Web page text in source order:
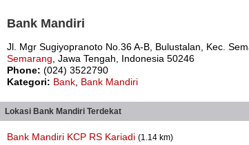
Bank Mandiri
Jl. Mgr Sugiyopranoto No.36 A-B, Bulustalan, Kec.
Semarang , Jawa Tengah, Indonesia 50246
Phone: (024) 3522790
Kategori: Bank Bank Mandiri
Lokasi Bank Mandiri Terdekat
Bank Mandiri KCP RS Kariadi (1.14 km)